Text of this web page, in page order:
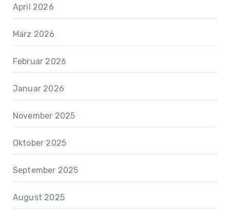
April 2026
März 2026
Februar 2026
Januar 2026
November 2025
Oktober 2025
September 2025
August 2025